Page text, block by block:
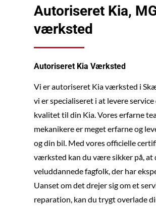
Autoriseret Kia,
værksted
Autoriseret Kia Værksted
Vi er autoriseret Kia værksted i
vi er specialiseret i at levere
kvalitet til din Kia. Vores erfarne
mekanikere er meget erfarne og
og din bil. Med vores officielle
værksted kan du være sikker på, at
veluddannede fagfolk, der har
Uanset om det drejer sig om et
reparation, kan du trygt overlade